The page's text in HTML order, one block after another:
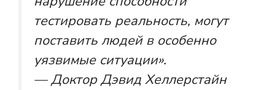
тестировать реальность, могут
поставить людей в особенно
уязвимые ситуации».
— Доктор Дэвид Хеллерстайн